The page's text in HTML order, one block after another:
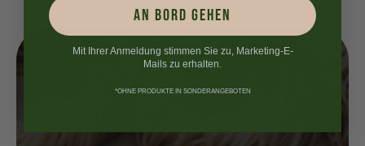
AN BORD GEHEN
Mit Ihrer Anmeldung stimmen Sie zu, Marketing-E-
Mails zu erhalten.
*OHNE PRODUKTE IN SONDERANGEBOTEN